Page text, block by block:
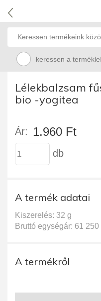
keressen a
Lélekbalzsam
bio -yogitea
Ár: 1.960 Ft
db
A termék adatai
Kiszerelés: 32 g
Bruttó egységár: 61 250
A termékről